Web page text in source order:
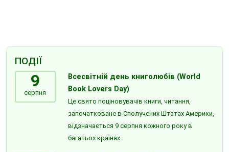
ПОДІЇ
9
серпня
Всесвітній день книголюбів (World
Book Lovers Day)
Це свято поціновувачів книги, читання,
започатковане в Сполучених Штатах Америки,
відзначається 9 серпня кожного року в
багатьох країнах.